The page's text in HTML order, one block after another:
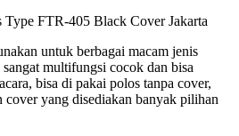
untuk berbagai macam jenis
multifungsi cocok dan bisa
bisa di pakai polos tanpa cover,
cover yang disediakan banyak pilihan